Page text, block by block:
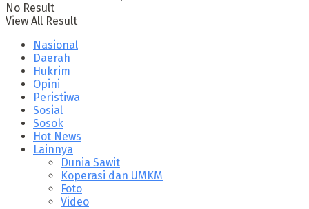
No Result
View All Result
Nasional
Daerah
Hukrim
Opini
Peristiwa
Sosial
Sosok
Hot News
Lainnya
Dunia Sawit
Koperasi dan UMKM
Foto
Video